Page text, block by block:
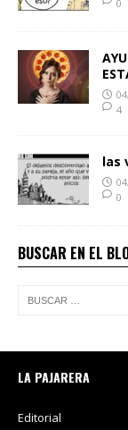
0
4
las
0
BUSCAR EN EL
LA PAJARERA
Editorial